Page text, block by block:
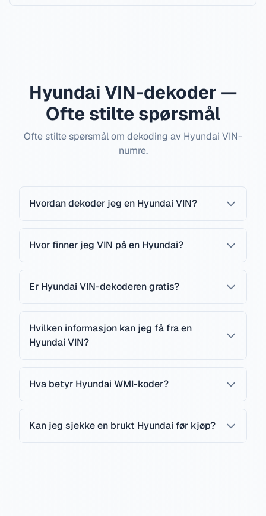
Hyundai VIN-dekoder —
Ofte stilte spørsmål
Ofte stilte spørsmål om dekoding av Hyundai VIN-
numre.
Hvordan dekoder jeg en Hyundai VIN?
Hvor finner jeg VIN på en Hyundai?
Er Hyundai VIN-dekoderen gratis?
Hvilken informasjon kan jeg få fra en
Hyundai VIN?
Hva betyr Hyundai WMI-koder?
Kan jeg sjekke en brukt Hyundai før kjøp?